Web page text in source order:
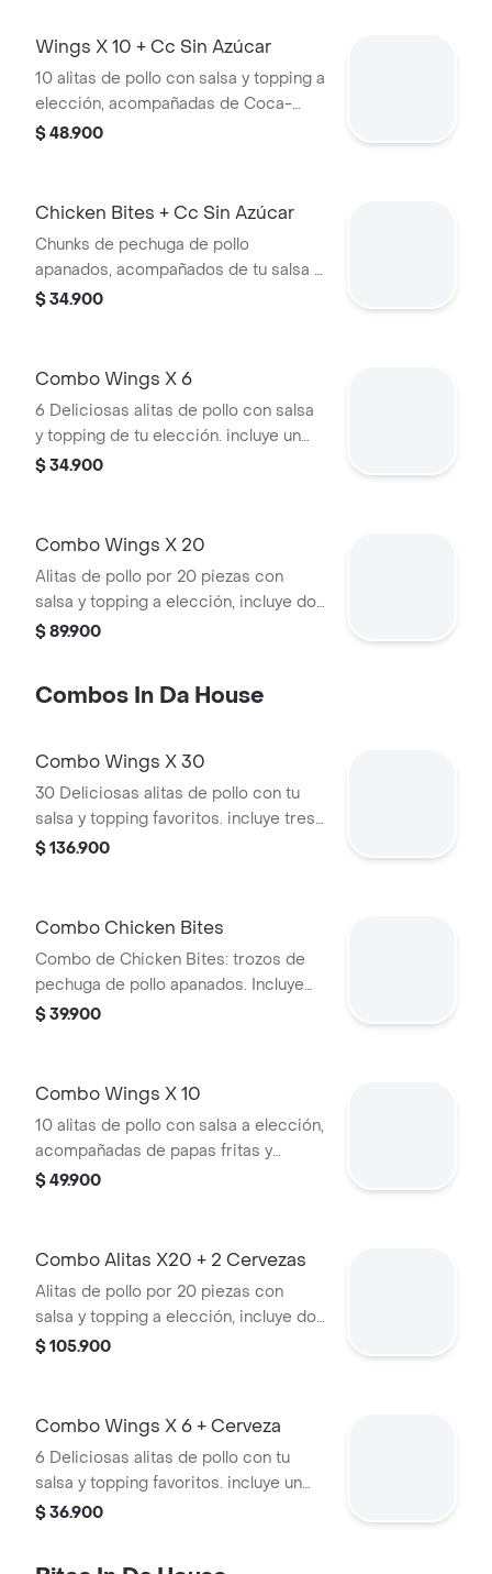
Wings X 10 + Cc Sin Azúcar
10 alitas de pollo con salsa y topping a
elección, acompañadas de Coca-
Cola sin azúcar.
$ 48.900
Chicken Bites + Cc Sin Azúcar
Chunks de pechuga de pollo
apanados, acompañados de tu salsa y
topping favoritos + coca cola sin
$ 34.900
Combo Wings X 6
6 Deliciosas alitas de pollo con salsa
y topping de tu elección. incluye un
acompañamiento y una bebida
$ 34.900
Combo Wings X 20
Alitas de pollo por 20 piezas con
salsa y topping a elección, incluye dos
acompañamientos y dos bebidas o
$ 89.900
Combos In Da House
Combo Wings X 30
30 Deliciosas alitas de pollo con tu
salsa y topping favoritos. incluye tres
acompañamientos y tres bebidas de
$ 136.900
Combo Chicken Bites
Combo de Chicken Bites: trozos de
pechuga de pollo apanados. Incluye
salsa, topping, acompañamiento y
$ 39.900
Combo Wings X 10
10 alitas de pollo con salsa a elección,
acompañadas de papas fritas y
bebida. Incluye topping opcional.
$ 49.900
Combo Alitas X20 + 2 Cervezas
Alitas de pollo por 20 piezas con
salsa y topping a elección, incluye dos
acompañamientos y dos cervezas a
$ 105.900
Combo Wings X 6 + Cerveza
6 Deliciosas alitas de pollo con tu
salsa y topping favoritos. incluye un
acompañamiento y cerveza de tu
$ 36.900